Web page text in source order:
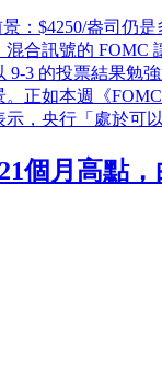
：$4250/盎司仍
合訊號的 FOMC
3 的投票結果勉
正如本週《
，央行「處於可
個月高點